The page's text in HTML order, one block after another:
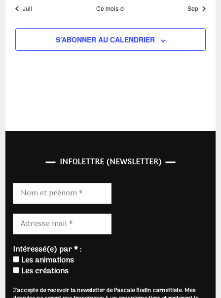
Juil Ce mois-ci Sep
S’ABONNER AU CALENDRIER
INFOLETTRE (NEWSLETTER)
Intéressé(e) par * :
Les animations
Les créations
J'accepte de recevoir la newsletter de Pascale Bodin carnettiste. Mes